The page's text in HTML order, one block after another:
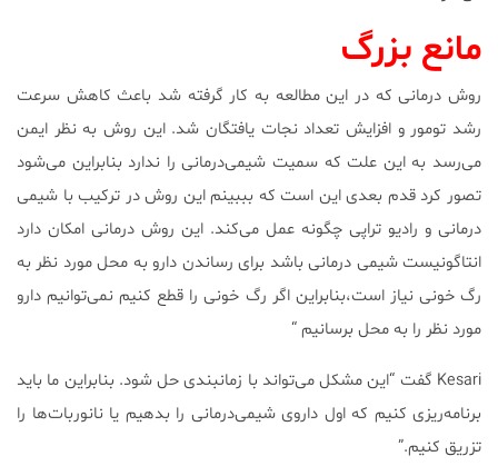
مانع بزرگ
روش درمانی که در این مطالعه به کار گرفته شد باعث کاهش سرعت
رشد تومور و افزایش تعداد نجات یافتگان شد. این روش به نظر ایمن
می‌رسد به این علت که سمیت شیمی‌درمانی را ندارد بنابراین می‌شود
تصور کرد قدم بعدی این است که بببینم این روش در ترکیب با شیمی
درمانی و رادیو تراپی چگونه عمل می‌کند. این روش درمانی امکان دارد
انتاگونیست شیمی درمانی باشد برای رساندن دارو به محل مورد نظر به
رگ خونی نیاز است،بنابراین اگر رگ خونی را قطع کنیم نمی‌توانیم دارو
مورد نظر را به محل برسانیم “
Kesari گفت “این مشکل می‌تواند با زمانبندی حل شود. بنابراین ما باید
برنامه‌ریزی کنیم که اول داروی شیمی‌درمانی را بدهیم یا نانوربات‌ها را
تزریق کنیم.”